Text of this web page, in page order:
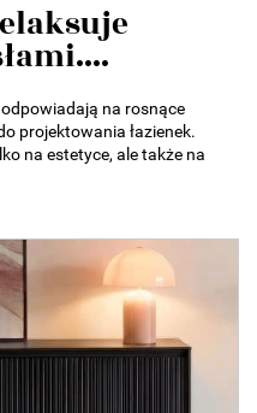
na rosnące
projektowania łazienek.
na estetyce, ale także na